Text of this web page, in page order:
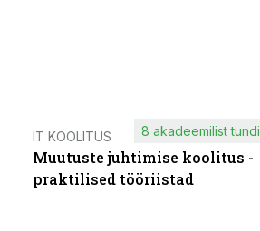
IT KOOLITUS
Muutuste juhtimise koolitus -
praktilised tööriistad
8 akadeemilist tundi